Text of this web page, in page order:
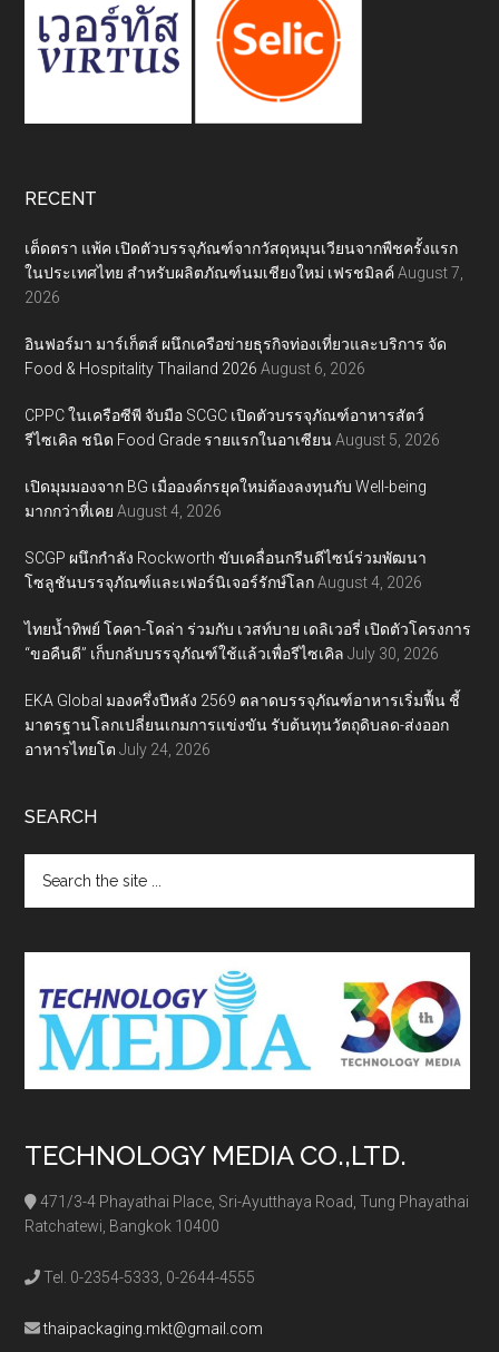
RECENT
เต็ดตรา แพ้ค เปิดตัวบรรจุภัณฑ์จากวัสดุหมุนเวียนจากพืชครั้งแรก
ในประเทศไทย สำหรับผลิตภัณฑ์นมเชียงใหม่ เฟรชมิลค์ August 7,
2026
อินฟอร์มา มาร์เก็ตส์ ผนึกเครือข่ายธุรกิจท่องเที่ยวและบริการ จัด
Food & Hospitality Thailand 2026 August 6, 2026
CPPC ในเครือซีพี จับมือ SCGC เปิดตัวบรรจุภัณฑ์อาหารสัตว์
รีไซเคิล ชนิด Food Grade รายแรกในอาเซียน August 5, 2026
เปิดมุมมองจาก BG เมื่อองค์กรยุคใหม่ต้องลงทุนกับ Well-being
มากกว่าที่เคย August 4, 2026
SCGP ผนึกกำลัง Rockworth ขับเคลื่อนกรีนดีไซน์ร่วมพัฒนา
โซลูชันบรรจุภัณฑ์และเฟอร์นิเจอร์รักษ์โลก August 4, 2026
ไทยน้ำทิพย์ โคคา-โคล่า ร่วมกับ เวสท์บาย เดลิเวอรี่ เปิดตัวโครงการ
“ขอคืนดี” เก็บกลับบรรจุภัณฑ์ใช้แล้วเพื่อรีไซเคิล July 30, 2026
EKA Global มองครึ่งปีหลัง 2569 ตลาดบรรจุภัณฑ์อาหารเริ่มฟื้น ชี้
มาตรฐานโลกเปลี่ยนเกมการแข่งขัน รับต้นทุนวัตถุดิบลด-ส่งออก
อาหารไทยโต July 24, 2026
SEARCH
the
TECHNOLOGY MEDIA CO.,LTD.
471/3-4 Phayathai Place, Sri-Ayutthaya Road, Tung Phayathai
Ratchatewi, Bangkok 10400
Tel. 0-2354-5333, 0-2644-4555
thaipackaging.mkt@gmail.com